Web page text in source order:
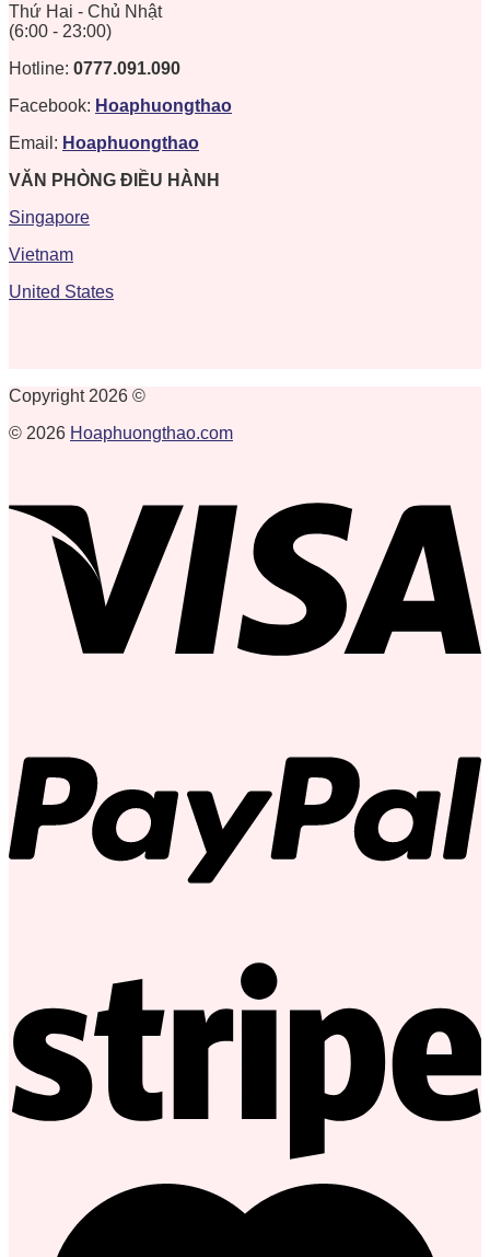
Thứ Hai - Chủ Nhật
(6:00 - 23:00)
Hotline: 0777.091.090
Facebook: Hoaphuongthao
Email: Hoaphuongthao
VĂN PHÒNG ĐIỀU HÀNH
Singapore
Vietnam
United States
Copyright 2026 ©
© 2026 Hoaphuongthao.com